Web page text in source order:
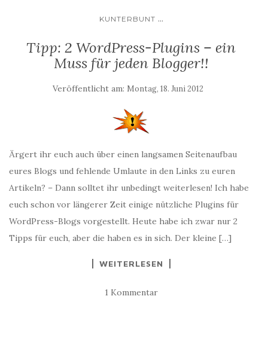
KUNTERBUNT ...
Tipp: 2 WordPress-Plugins – ein
Muss für jeden Blogger!!
Veröffentlicht am: Montag, 18. Juni 2012
Ärgert ihr euch auch über einen langsamen Seitenaufbau
eures Blogs und fehlende Umlaute in den Links zu euren
Artikeln? – Dann solltet ihr unbedingt weiterlesen! Ich habe
euch schon vor längerer Zeit einige nützliche Plugins für
WordPress-Blogs vorgestellt. Heute habe ich zwar nur 2
Tipps für euch, aber die haben es in sich. Der kleine […]
WEITERLESEN
1 Kommentar